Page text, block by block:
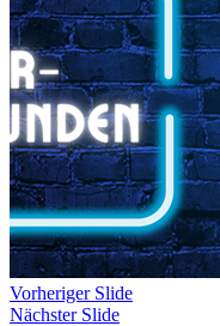
Vorheriger Slide
Nächster Slide